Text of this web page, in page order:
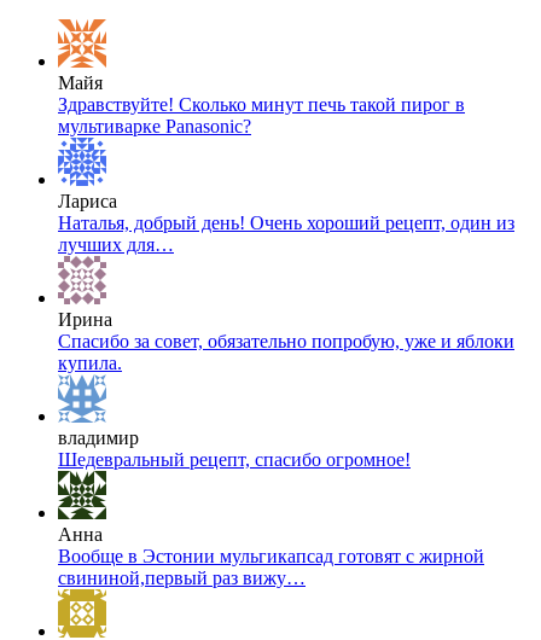
Майя
Здравствуйте! Сколько минут печь такой пирог в
мультиварке Panasonic?
Лариса
Наталья, добрый день! Очень хороший рецепт, один из
лучших для…
Ирина
Спасибо за совет, обязательно попробую, уже и яблоки
купила.
владимир
Шедевральный рецепт, спасибо огромное!
Анна
Вообще в Эстонии мульгикапсад готовят с жирной
свининой,первый раз вижу…